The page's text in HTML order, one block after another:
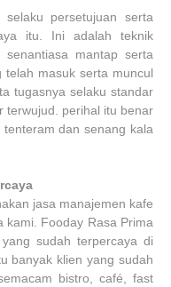
persetujuan serta
itu. Ini adalah teknik
mantap serta
masuk serta muncul
tugasnya selaku standar
terwujud. perihal itu benar
dan senang kala
jasa manajemen kafe
kami. Fooday Rasa Prima
sudah terpercaya di
banyak klien yang sudah
bistro, café, fast